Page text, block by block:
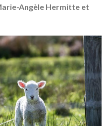
Angèle Hermitte et